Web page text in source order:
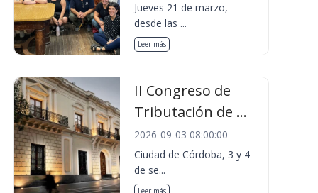
Jueves 21 de marzo,
desde las ...
Leer más
II Congreso de
Tributación de ...
2026-09-03 08:00:00
Ciudad de Córdoba, 3 y 4
de se...
Leer más